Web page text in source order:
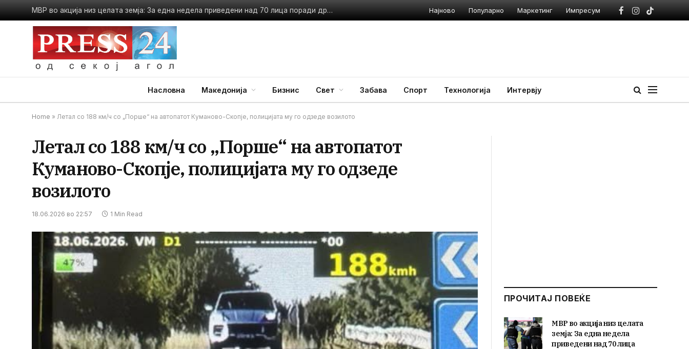
МВР во акција низ целата земја: За една недела приведени над 70 лица поради дрога Најново Популарно Маркетинг Импресум
Facebook
Instagram
TikTok
Насловна Македонија Бизнис Свет Забава Спорт Технологија Интервју
Home » Летал со 188 км/ч со „Порше“ на автопатот Куманово-Скопје, полицијата му го одзеде возилото
Летал со 188 км/ч со „Порше“ на автопатот
Куманово-Скопје, полицијата му го одзеде
возилото
18.06.2026 во 22:57 1 Min Read
ПРОЧИТАЈ ПОВЕЌЕ
МВР во акција низ целата
земја: За една недела
приведени над 70 лица